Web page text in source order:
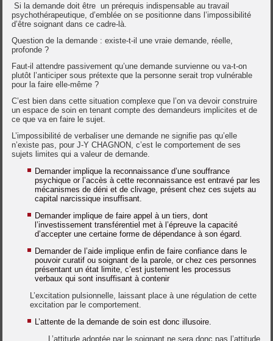
Si la demande doit être un prérequis indispensable au travail
psychothérapeutique, d’emblée on se positionne dans l’impossibilité
d’être soignant dans ce cadre-là.
Question de la demande : existe-t-il une vraie demande, réelle,
profonde ?
Faut-il attendre passivement qu’une demande survienne ou va-t-on
plutôt l’anticiper sous prétexte que la personne serait trop vulnérable
pour la faire elle-même ?
C’est bien dans cette situation complexe que l’on va devoir construire
un espace de soin en tenant compte des demandeurs implicites et de
ce que va en faire le sujet.
L’impossibilité de verbaliser une demande ne signifie pas qu’elle
n’existe pas, pour J-Y CHAGNON, c’est le comportement de ses
sujets limites qui a valeur de demande.
Demander implique la reconnaissance d’une souffrance
psychique or l’accès à cette reconnaissance est entravé par les
mécanismes de déni et de clivage, présent chez ces sujets au
capital narcissique insuffisant.
Demander implique de faire appel à un tiers, dont
l’investissement transférentiel met à l’épreuve la capacité
d’accepter une certaine forme de dépendance à son égard.
Demander de l’aide implique enfin de faire confiance dans le
pouvoir curatif ou soignant de la parole, or chez ces personnes
présentant un état limite, c’est justement les processus
verbaux qui sont insuffisant à contenir
L’excitation pulsionnelle, laissant place à une régulation de cette
excitation par le comportement.
L’attente de la demande de soin est donc illusoire.
L’attitude adoptée par le soignant ne sera donc pas l’attitude